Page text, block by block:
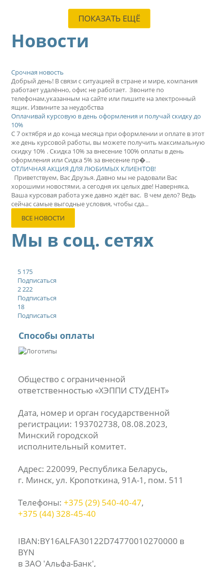
ПОКАЗАТЬ ЕЩЁ
Новости
Срочная новость
Добрый день! В связи с ситуацией в стране и мире, компания
работает удалённо, офис не работает. Звоните по
телефонам,указанным на сайте или пишите на электронный
ящик. Извините за неудобства
Оплачивай курсовую в день оформления и получай скидку до
10%
С 7 октября и до конца месяца при оформлении и оплате в этот
же день курсовой работы, вы можете получить максимальную
скидку 10% . Скидка 10% за внесение 100% оплаты в день
оформления или Сидка 5% за внесение пр�...
ОТЛИЧНАЯ АКЦИЯ ДЛЯ ЛЮБИМЫХ КЛИЕНТОВ!
Приветствуем, Вас Друзья. Давно мы не радовали Вас
хорошими новостями, а сегодня их целых две! Наверняка,
Ваша курсовая работа уже давно ждёт вас. В чем дело? Ведь
сейчас самые выгодные условия, чтобы сда...
ВСЕ НОВОСТИ
Мы в соц. сетях
5 175
Подписаться
2 222
Подписаться
18
Подписаться
Способы оплаты
Общество с ограниченной
ответственностью «ХЭППИ СТУДЕНТ»
Дата, номер и орган государственной
регистрации: 193702738, 08.08.2023,
Минский городской
исполнительный комитет.
Адрес: 220099, Республика Беларусь,
г. Минск, ул. Кропоткина, 91А-1, пом. 511
Телефоны: +375 (29) 540‑40‑47,
+375 (44) 328‑45‑40
IBAN:BY16ALFA30122D74770010270000 в
BYN
в ЗАО 'Альфа-Банк',